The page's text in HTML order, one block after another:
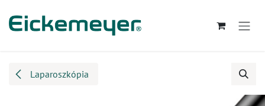
Laparoszkópia